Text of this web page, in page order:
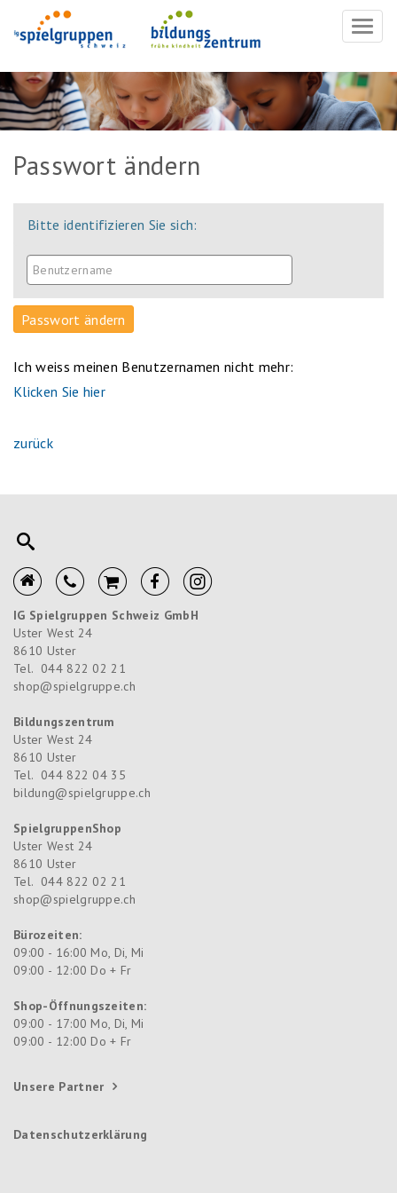
Passwort ändern
Bitte identifizieren Sie sich:
Ich weiss meinen Benutzernamen nicht mehr:
Klicken Sie hier
zurück
IG Spielgruppen Schweiz GmbH
Uster West 24
8610 Uster
Tel. 044 822 02 21
shop@spielgruppe.ch
Bildungszentrum
Uster West 24
8610 Uster
Tel. 044 822 04 35
bildung@spielgruppe.ch
SpielgruppenShop
Uster West 24
8610 Uster
Tel. 044 822 02 21
shop@spielgruppe.ch
Bürozeiten:
09:00 - 16:00 Mo, Di, Mi
09:00 - 12:00 Do + Fr
Shop-Öffnungszeiten:
09:00 - 17:00 Mo, Di, Mi
09:00 - 12:00 Do + Fr
Unsere Partner
Datenschutzerklärung